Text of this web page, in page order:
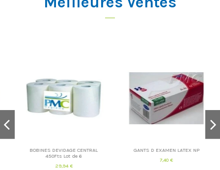
BOBINES DEVIDAGE CENTRAL
450Fts Lot de 6
29,94 €
GANTS D EXAMEN LATEX NP
7,40 €